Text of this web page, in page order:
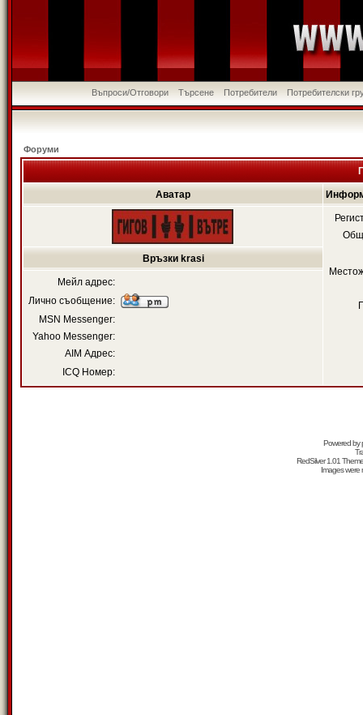
Въпроси/Отговори Търсене Потребители Потребителски
Форуми
Аватар
Връзки krasi
Мейл адрес:
Лично съобщение:
MSN Messenger:
Yahoo Messenger:
AIM Адрес:
ICQ Номер:
Powered by
RedSilver 1.01
Images were